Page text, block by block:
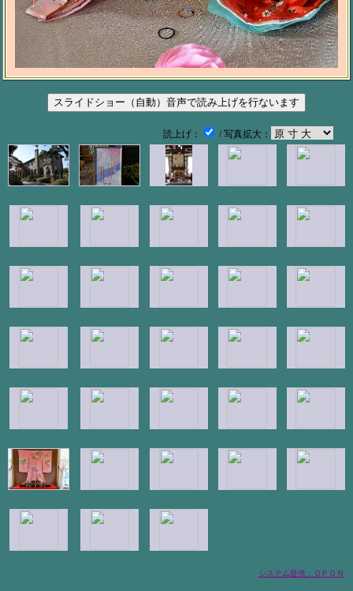
読上げ： / 写真拡大：
システム提供：ＱＰＯＮ